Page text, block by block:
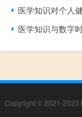
医学知识对个人
医学知识与数字
Copyright © 2021-2023